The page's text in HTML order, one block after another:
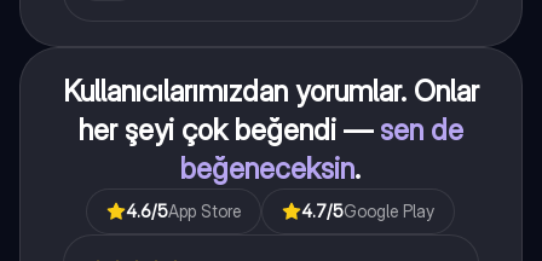
Kullanıcılarımızdan yorumlar. Onlar
her şeyi çok beğendi — sen de
beğeneceksin.
4.6/5App Store 4.7/5Google Play